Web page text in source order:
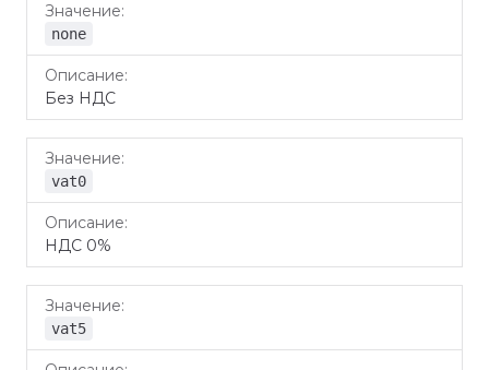
Значение
none
Без НДС
vat0
НДС 0%
vat5